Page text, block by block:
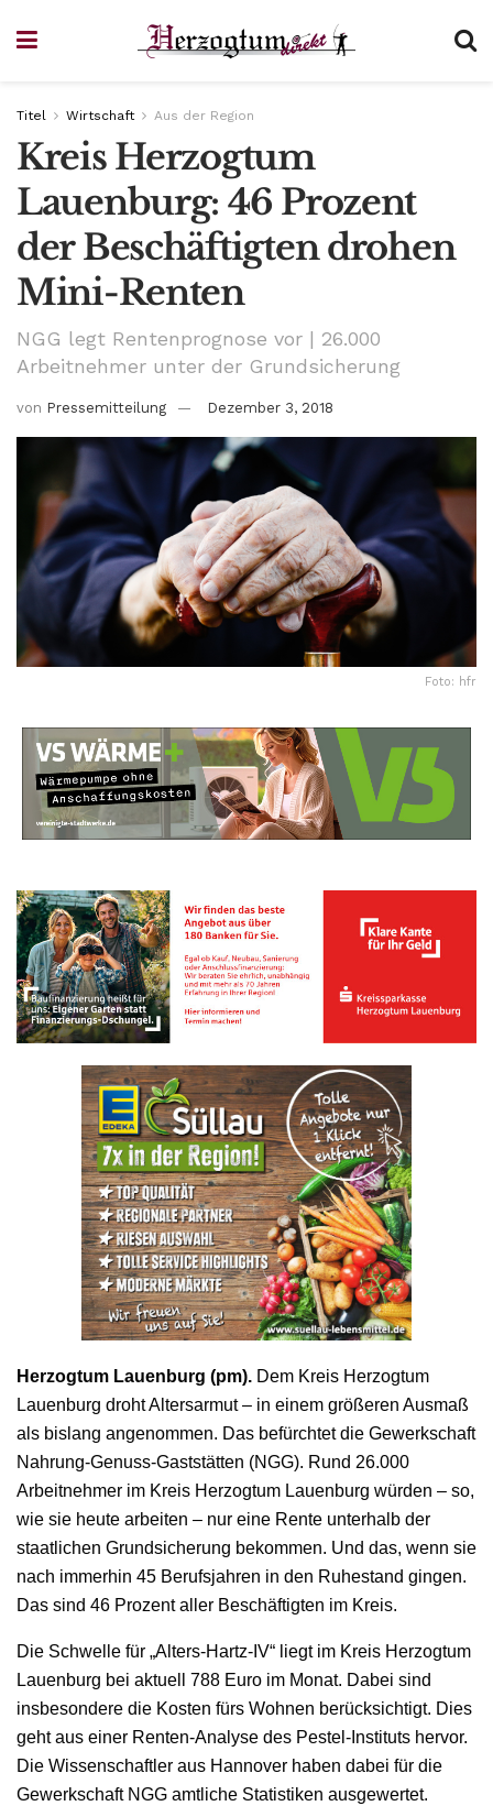
Titel Wirtschaft Aus der Region
Kreis Herzogtum
Lauenburg: 46 Prozent
der Beschäftigten drohen
Mini-Renten
NGG legt Rentenprognose vor | 26.000
Arbeitnehmer unter der Grundsicherung
von Pressemitteilung Dezember 3, 2018
Foto: hfr
Herzogtum Lauenburg (pm). Dem Kreis Herzogtum
Lauenburg droht Altersarmut – in einem größeren Ausmaß
als bislang angenommen. Das befürchtet die Gewerkschaft
Nahrung-Genuss-Gaststätten (NGG). Rund 26.000
Arbeitnehmer im Kreis Herzogtum Lauenburg würden – so,
wie sie heute arbeiten – nur eine Rente unterhalb der
staatlichen Grundsicherung bekommen. Und das, wenn sie
nach immerhin 45 Berufsjahren in den Ruhestand gingen.
Das sind 46 Prozent aller Beschäftigten im Kreis.
Die Schwelle für „Alters-Hartz-IV“ liegt im Kreis Herzogtum
Lauenburg bei aktuell 788 Euro im Monat. Dabei sind
insbesondere die Kosten fürs Wohnen berücksichtigt. Dies
geht aus einer Renten-Analyse des Pestel-Instituts hervor.
Die Wissenschaftler aus Hannover haben dabei für die
Gewerkschaft NGG amtliche Statistiken ausgewertet.